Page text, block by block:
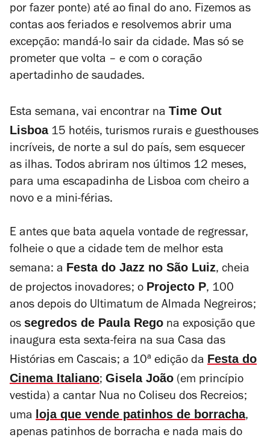
por fazer ponte) até ao final do ano. Fizemos as
contas aos feriados e resolvemos abrir uma
excepção: mandá-lo sair da cidade. Mas só se
prometer que volta – e com o coração
apertadinho de saudades.
Esta semana, vai encontrar na Time Out
Lisboa15 hotéis, turismos rurais e guesthouses
incríveis, de norte a sul do país, sem esquecer
as ilhas. Todos abriram nos últimos 12 meses,
para uma escapadinha de Lisboa com cheiro a
novo e a mini-férias.
E antes que bata aquela vontade de regressar,
folheie o que a cidade tem de melhor esta
semana: a Festa do Jazz no São Luiz, cheia
de projectos inovadores; o Projecto P, 100
anos depois do Ultimatum de Almada Negreiros;
os segredos de Paula Rego na exposição que
inaugura esta sexta-feira na sua Casa das
Histórias em Cascais; a 10ª edição da Festa do
Cinema Italiano; Gisela João (em princípio
vestida) a cantar Nua no Coliseu dos Recreios;
uma loja que vende patinhos de borracha,
apenas patinhos de borracha e nada mais do